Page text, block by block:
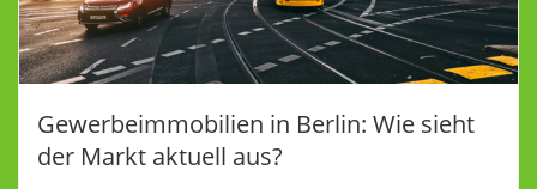
Gewerbeimmobilien in Berlin: Wie sieht
der Markt aktuell aus?